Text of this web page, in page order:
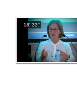
18' 33''